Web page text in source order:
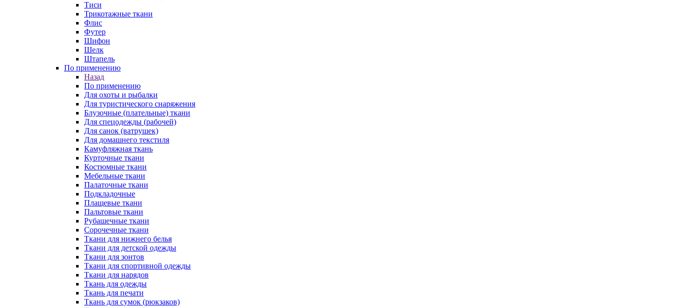
Тиси
Трикотажные ткани
Флис
Футер
Шифон
Шелк
Штапель
По применению
Назад
По применению
Для охоты и рыбалки
Для туристического снаряжения
Блузочные (плательные) ткани
Для спецодежды (рабочей)
Для санок (ватрушек)
Для домашнего текстиля
Камуфляжная ткань
Курточные ткани
Костюмные ткани
Мебельные ткани
Палаточные ткани
Подкладочные
Плащевые ткани
Пальтовые ткани
Рубашечные ткани
Сорочечные ткани
Ткани для нижнего белья
Ткани для детской одежды
Ткани для зонтов
Ткани для спортивной одежды
Ткани для нарядов
Ткань для одежды
Ткань для печати
Ткань для сумок (рюкзаков)